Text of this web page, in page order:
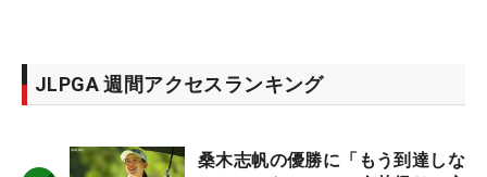
JLPGA 週間アクセスランキング
桑木志帆の優勝に「もう到達しな